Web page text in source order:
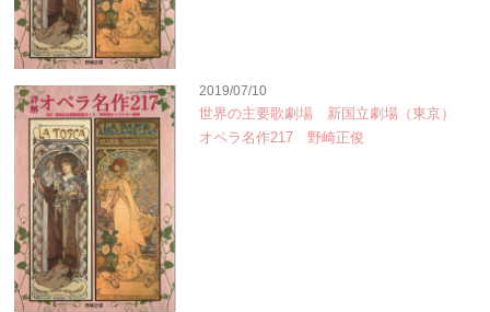
2019/07/10
世界の主要歌劇場 新国立劇場（東京）
オペラ名作217 野崎正俊